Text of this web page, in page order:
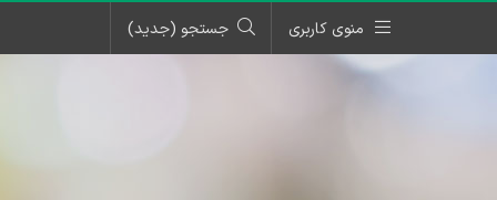
منوی کاربری جستجو (جدید)